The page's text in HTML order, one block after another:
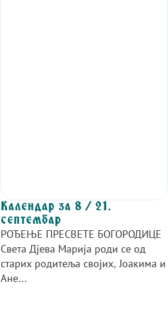
Календар за 8 / 21.
септембар
РОЂЕЊЕ ПРЕСВЕТЕ БОГОРОДИЦЕ
Света Дјева Марија роди се од
старих родитеља својих, Јоакима и
Ане...